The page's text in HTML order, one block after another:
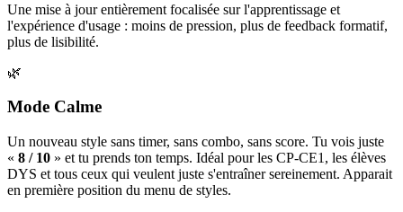
Une mise à jour entièrement focalisée sur l'apprentissage et
l'expérience d'usage : moins de pression, plus de feedback formatif,
plus de lisibilité.
🌿
Mode Calme
Un nouveau style sans timer, sans combo, sans score. Tu vois juste
« 8 / 10 » et tu prends ton temps. Idéal pour les CP-CE1, les élèves
DYS et tous ceux qui veulent juste s'entraîner sereinement. Apparait
en première position du menu de styles.